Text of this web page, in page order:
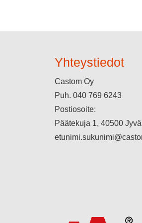
Yhteystiedot
Castom Oy
Puh. 040 769 6243
Postiosoite:
Päätekuja 1, 40500